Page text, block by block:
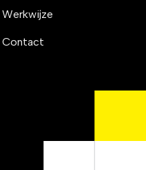
Werkwijze
Contact